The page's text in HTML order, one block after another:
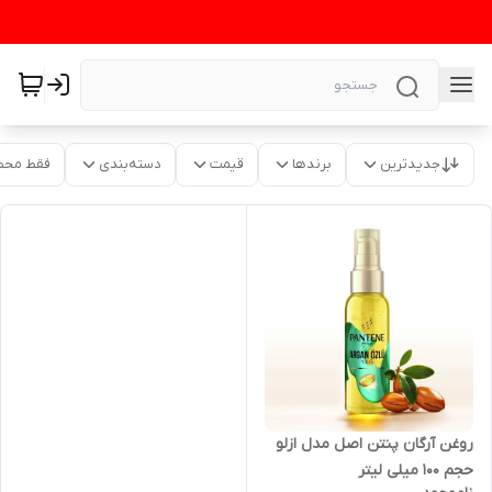
جدیدترین برندها قیمت دسته‌بندی فقط
روغن آرگان پنتن اصل مدل ازلو
حجم 100 میلی لیتر